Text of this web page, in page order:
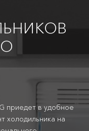
приедет в удобное
холодильника на